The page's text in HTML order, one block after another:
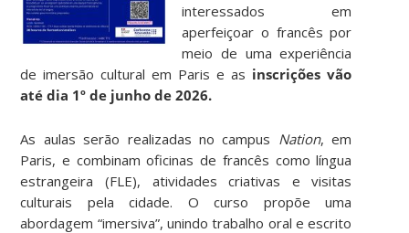
interessados em
aperfeiçoar o francês por
meio de uma experiência
de imersão cultural em Paris e as inscrições vão
até dia 1º de junho de 2026.
As aulas serão realizadas no campus Nation, em
Paris, e combinam oficinas de francês como língua
estrangeira (FLE), atividades criativas e visitas
culturais pela cidade. O curso propõe uma
abordagem “imersiva”, unindo trabalho oral e escrito